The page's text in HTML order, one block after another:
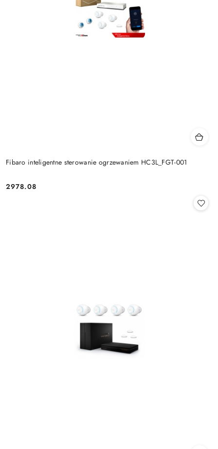
Fibaro inteligentne sterowanie ogrzewaniem HC3L_FGT-001
Cena:
2978.08